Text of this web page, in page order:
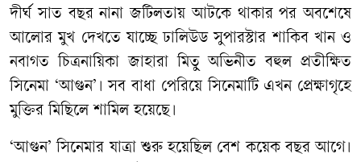
দীর্ঘ সাত বছর নানা জটিলতায় আটকে থাকার পর অবশেষে
আলোর মুখ দেখতে যাচ্ছে ঢালিউড সুপারস্টার শাকিব খান ও
নবাগত চিত্রনায়িকা জাহারা মিতু অভিনীত বহুল প্রতীক্ষিত
সিনেমা ‘আগুন’। সব বাধা পেরিয়ে সিনেমাটি এখন প্রেক্ষাগৃহে
মুক্তির মিছিলে শামিল হয়েছে।
​‘আগুন’ সিনেমার যাত্রা শুরু হয়েছিল বেশ কয়েক বছর আগে।